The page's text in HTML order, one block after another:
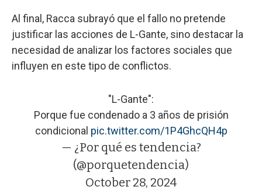
Al final, Racca subrayó que el fallo no pretende
justificar las acciones de L-Gante, sino destacar la
necesidad de analizar los factores sociales que
influyen en este tipo de conflictos.
"L-Gante":
Porque fue condenado a 3 años de prisión
condicional pic.twitter.com/1P4GhcQH4p
— ¿Por qué es tendencia?
(@porquetendencia)
October 28, 2024